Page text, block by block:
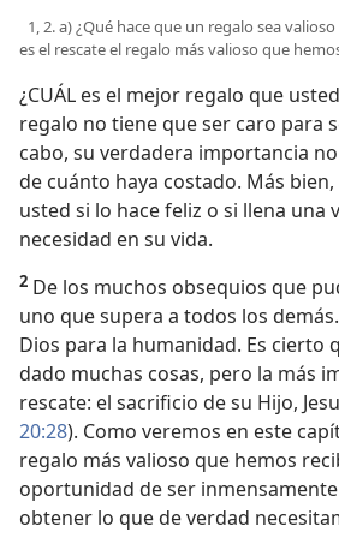
1, 2. a) ¿Qué hace que un regalo sea
es el rescate el regalo más valioso que
¿CUÁL es el mejor regalo que
regalo no tiene que ser caro para
cabo, su verdadera importancia
de cuánto haya costado. Más
usted si lo hace feliz o si llena una
necesidad en su vida.
2 De los muchos obsequios que
uno que supera a todos los
Dios para la humanidad. Es cierto
dado muchas cosas, pero la más
rescate: el sacrificio de su Hijo,
20:28). Como veremos en este
regalo más valioso que hemos
oportunidad de ser
obtener lo que de verdad